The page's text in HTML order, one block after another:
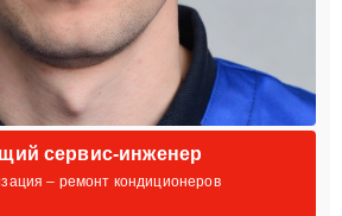
сервис-инженер
– ремонт кондиционеров